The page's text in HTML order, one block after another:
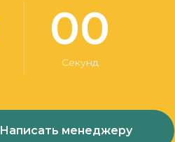
00
Секунд
Написать менеджеру